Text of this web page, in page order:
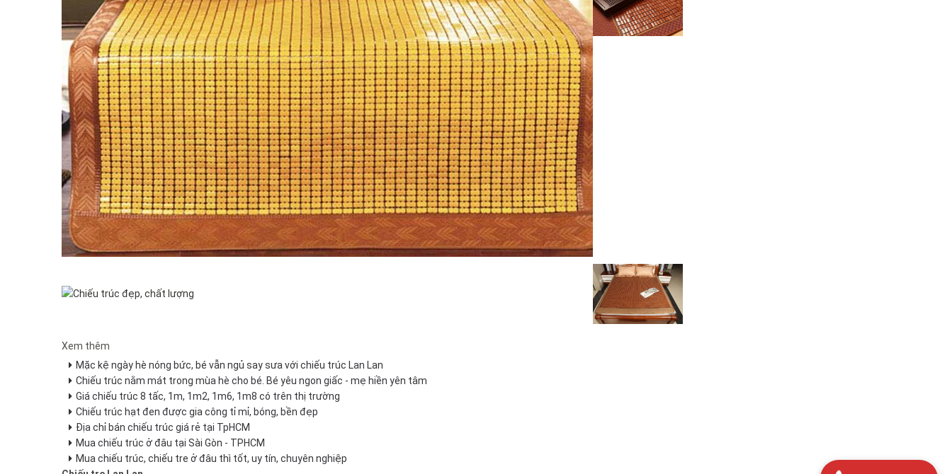
Xem thêm
Mặc kệ ngày hè nóng bức, bé vẫn ngủ say sưa với chiếu trúc Lan Lan
Chiếu trúc nằm mát trong mùa hè cho bé. Bé yêu ngon giấc - mẹ hiền yên tâm
Giá chiếu trúc 8 tấc, 1m, 1m2, 1m6, 1m8 có trên thị trường
Chiếu trúc hạt đen được gia công tỉ mỉ, bóng, bền đẹp
Địa chỉ bán chiếu trúc giá rẻ tại TpHCM
Mua chiếu trúc ở đâu tại Sài Gòn - TPHCM
Mua chiếu trúc, chiếu tre ở đâu thì tốt, uy tín, chuyên nghiệp